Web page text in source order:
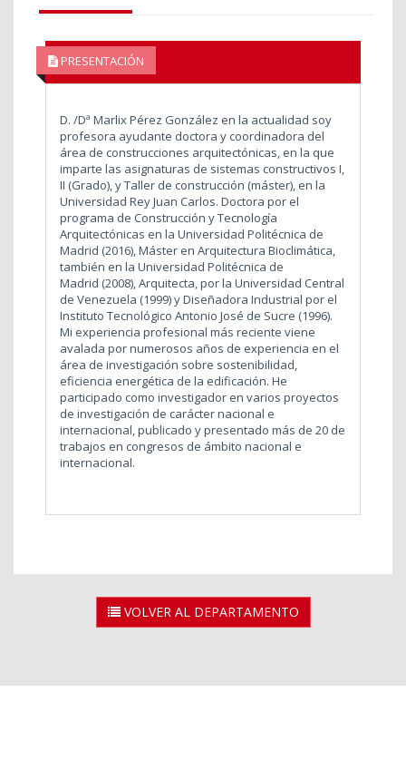
PRESENTACIÓN
D. /Dª Marlix Pérez González en la actualidad soy
profesora ayudante doctora y coordinadora del
área de construcciones arquitectónicas, en la que
imparte las asignaturas de sistemas constructivos I,
II (Grado), y Taller de construcción (máster), en la
Universidad Rey Juan Carlos. Doctora por el
programa de Construcción y Tecnología
Arquitectónicas en la Universidad Politécnica de
Madrid (2016), Máster en Arquitectura Bioclimática,
también en la Universidad Politécnica de
Madrid (2008), Arquitecta, por la Universidad Central
de Venezuela (1999) y Diseñadora Industrial por el
Instituto Tecnológico Antonio José de Sucre (1996).
Mi experiencia profesional más reciente viene
avalada por numerosos años de experiencia en el
área de investigación sobre sostenibilidad,
eficiencia energética de la edificación. He
participado como investigador en varios proyectos
de investigación de carácter nacional e
internacional, publicado y presentado más de 20 de
trabajos en congresos de ámbito nacional e
internacional.
VOLVER AL DEPARTAMENTO